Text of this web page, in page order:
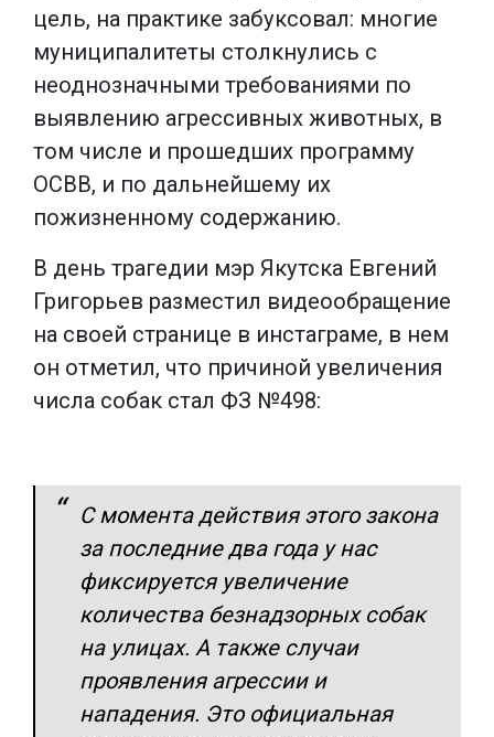
цель, на практике забуксовал: многие
муниципалитеты столкнулись с
неоднозначными требованиями по
выявлению агрессивных животных, в
том числе и прошедших программу
ОСВВ, и по дальнейшему их
пожизненному содержанию.
В день трагедии мэр Якутска Евгений
Григорьев разместил видеообращение
на своей странице в инстаграме, в нем
он отметил, что причиной увеличения
числа собак стал ФЗ №498:
С момента действия этого закона
за последние два года у нас
фиксируется увеличение
количества безнадзорных собак
на улицах. А также случаи
проявления агрессии и
нападения. Это официальная